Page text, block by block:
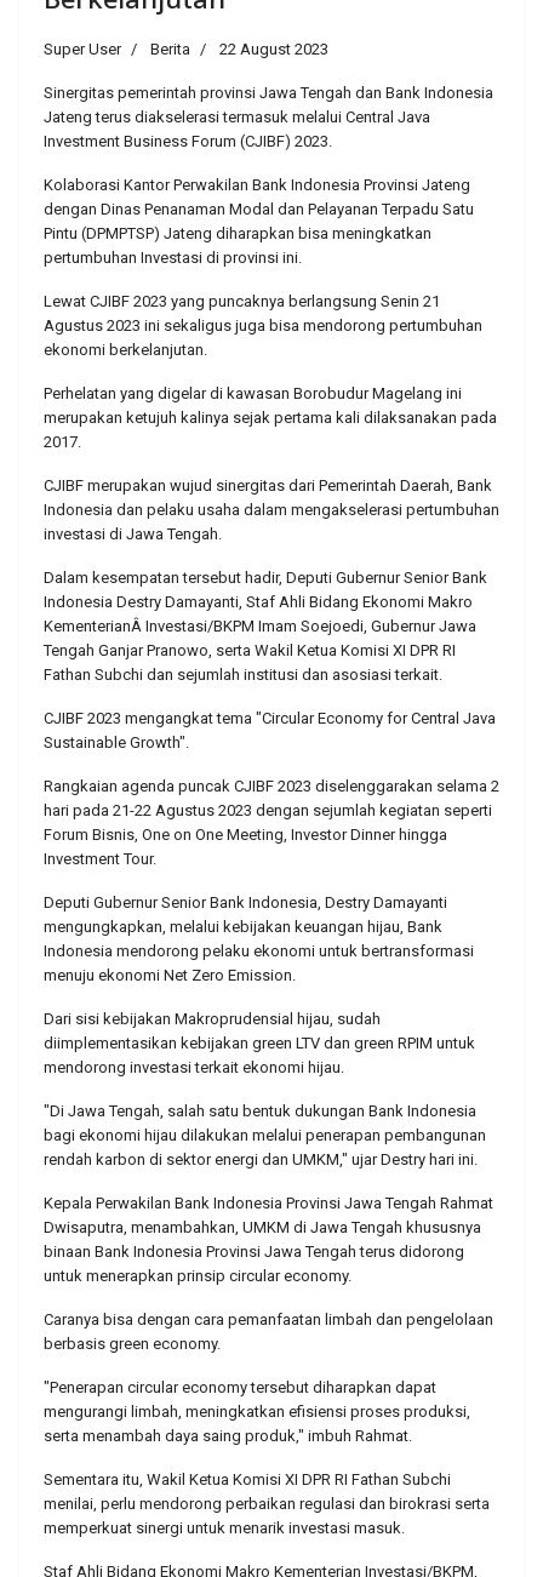
Super User Berita 22 August 2023
Sinergitas pemerintah provinsi Jawa Tengah dan Bank Indonesia
Jateng terus diakselerasi termasuk melalui Central Java
Investment Business Forum (CJIBF) 2023.
Kolaborasi Kantor Perwakilan Bank Indonesia Provinsi Jateng
dengan Dinas Penanaman Modal dan Pelayanan Terpadu Satu
Pintu (DPMPTSP) Jateng diharapkan bisa meningkatkan
pertumbuhan Investasi di provinsi ini.
Lewat CJIBF 2023 yang puncaknya berlangsung Senin 21
Agustus 2023 ini sekaligus juga bisa mendorong pertumbuhan
ekonomi berkelanjutan.
Perhelatan yang digelar di kawasan Borobudur Magelang ini
merupakan ketujuh kalinya sejak pertama kali dilaksanakan pada
2017.
CJIBF merupakan wujud sinergitas dari Pemerintah Daerah, Bank
Indonesia dan pelaku usaha dalam mengakselerasi pertumbuhan
investasi di Jawa Tengah.
Dalam kesempatan tersebut hadir, Deputi Gubernur Senior Bank
Indonesia Destry Damayanti, Staf Ahli Bidang Ekonomi Makro
KementerianÂ Investasi/BKPM Imam Soejoedi, Gubernur Jawa
Tengah Ganjar Pranowo, serta Wakil Ketua Komisi XI DPR RI
Fathan Subchi dan sejumlah institusi dan asosiasi terkait.
CJIBF 2023 mengangkat tema "Circular Economy for Central Java
Sustainable Growth".
Rangkaian agenda puncak CJIBF 2023 diselenggarakan selama 2
hari pada 21-22 Agustus 2023 dengan sejumlah kegiatan seperti
Forum Bisnis, One on One Meeting, Investor Dinner hingga
Investment Tour.
Deputi Gubernur Senior Bank Indonesia, Destry Damayanti
mengungkapkan, melalui kebijakan keuangan hijau, Bank
Indonesia mendorong pelaku ekonomi untuk bertransformasi
menuju ekonomi Net Zero Emission.
Dari sisi kebijakan Makroprudensial hijau, sudah
diimplementasikan kebijakan green LTV dan green RPIM untuk
mendorong investasi terkait ekonomi hijau.
"Di Jawa Tengah, salah satu bentuk dukungan Bank Indonesia
bagi ekonomi hijau dilakukan melalui penerapan pembangunan
rendah karbon di sektor energi dan UMKM," ujar Destry hari ini.
Kepala Perwakilan Bank Indonesia Provinsi Jawa Tengah Rahmat
Dwisaputra, menambahkan, UMKM di Jawa Tengah khususnya
binaan Bank Indonesia Provinsi Jawa Tengah terus didorong
untuk menerapkan prinsip circular economy.
Caranya bisa dengan cara pemanfaatan limbah dan pengelolaan
berbasis green economy.
"Penerapan circular economy tersebut diharapkan dapat
mengurangi limbah, meningkatkan efisiensi proses produksi,
serta menambah daya saing produk," imbuh Rahmat.
Sementara itu, Wakil Ketua Komisi XI DPR RI Fathan Subchi
menilai, perlu mendorong perbaikan regulasi dan birokrasi serta
memperkuat sinergi untuk menarik investasi masuk.
Staf Ahli Bidang Ekonomi Makro Kementerian Investasi/BKPM,